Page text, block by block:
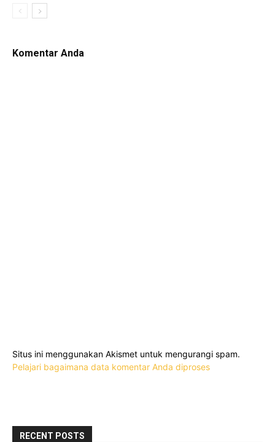
Komentar Anda
Situs ini menggunakan Akismet untuk mengurangi spam.
Pelajari bagaimana data komentar Anda diproses
RECENT POSTS